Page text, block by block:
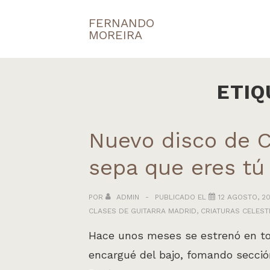
FERNANDO
MOREIRA
Nuevo disco de
sepa que eres tú
POR ADMIN PUBLICADO EL 12 AGOSTO,
CLASES DE GUITARRA MADRID, CRIATURAS
Hace unos meses se estrenó en
encargué del bajo, fomando